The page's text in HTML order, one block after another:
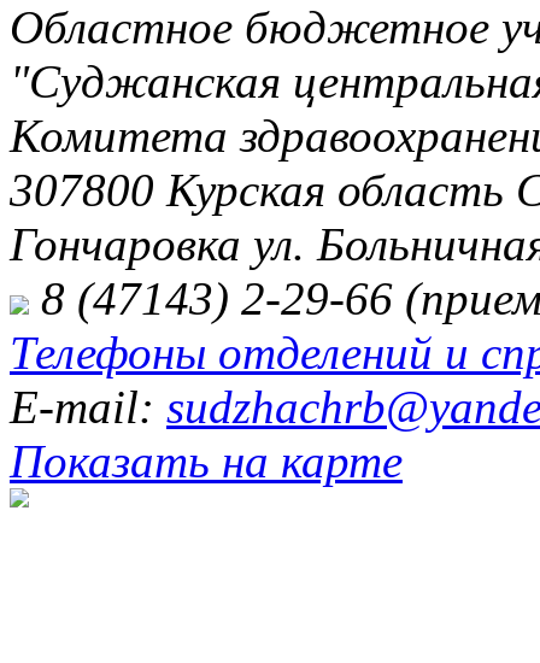
Областное бюджетное
"Суджанская
Комитета
307800 Курская область
Гончаровка ул.
8 (47143) 2-29-66
Телефоны отделений и
E-mail:
Показать на карте